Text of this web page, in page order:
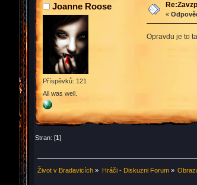
Joanne Roose
Příspěvků: 121
All was well.
«
Opravdu je to
Stran: [1]
Život v Bradavicích » Hráči - Diskuzni Forum»